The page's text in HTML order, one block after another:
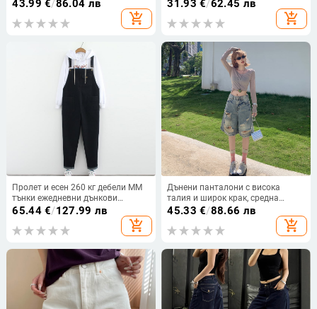
43.99 €/86.04 лв
add_shopping_cart
31.93 €/62.45 лв
add_shopping_cart
Пролет и есен 260 кг дебели MM
тънки ежедневни дънкови
панталони с гащеризон, клинове,
плюс дебели, големи размери,
дамски 2908
65.44€/127.99 лв
add_shopping_cart
Дънени панталони с висока
талия и широк крак, средна
дължина, изтъркано пране
45.33 €/88.66 лв
add_shopping_cart